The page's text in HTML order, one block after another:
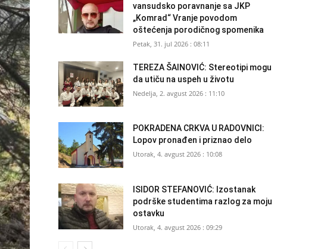
vansudsko poravnanje sa JKP
„Komrad“ Vranje povodom
oštećenja porodičnog spomenika
Petak, 31. jul 2026 : 08:11
TEREZA ŠAINOVIĆ: Stereotipi mogu
da utiču na uspeh u životu
Nedelja, 2. avgust 2026 : 11:10
POKRADENA CRKVA U RADOVNICI:
Lopov pronađen i priznao delo
Utorak, 4. avgust 2026 : 10:08
ISIDOR STEFANOVIĆ: Izostanak
podrške studentima razlog za moju
ostavku
Utorak, 4. avgust 2026 : 09:29